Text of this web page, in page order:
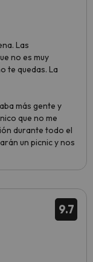
Las
no es muy
te quedas. La
más gente y
que no me
durante todo el
un picnic y nos
9.7